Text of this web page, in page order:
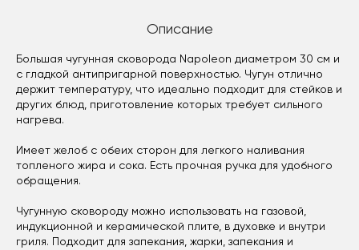
Описание
Большая чугунная сковорода Napoleon диаметром 30 см и
с гладкой антипригарной поверхностью. Чугун отлично
держит температуру, что идеально подходит для стейков и
других блюд, приготовление которых требует сильного
нагрева.
Имеет желоб с обеих сторон для легкого наливания
топленого жира и сока. Есть прочная ручка для удобного
обращения.
Чугунную сковороду можно использовать на газовой,
индукционной и керамической плите, в духовке и внутри
гриля. Подходит для запекания, жарки, запекания и